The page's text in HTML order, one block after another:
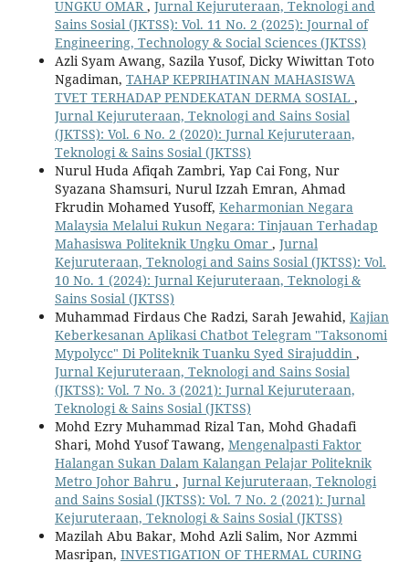
UNGKU OMAR , Jurnal Kejuruteraan, Teknologi and
Sains Sosial (JKTSS): Vol. 11 No. 2 (2025): Journal of
Engineering, Technology & Social Sciences (JKTSS)
Azli Syam Awang, Sazila Yusof, Dicky Wiwittan Toto
Ngadiman, TAHAP KEPRIHATINAN MAHASISWA
TVET TERHADAP PENDEKATAN DERMA SOSIAL ,
Jurnal Kejuruteraan, Teknologi and Sains Sosial
(JKTSS): Vol. 6 No. 2 (2020): Jurnal Kejuruteraan,
Teknologi & Sains Sosial (JKTSS)
Nurul Huda Afiqah Zambri, Yap Cai Fong, Nur
Syazana Shamsuri, Nurul Izzah Emran, Ahmad
Fkrudin Mohamed Yusoff, Keharmonian Negara
Malaysia Melalui Rukun Negara: Tinjauan Terhadap
Mahasiswa Politeknik Ungku Omar , Jurnal
Kejuruteraan, Teknologi and Sains Sosial (JKTSS): Vol.
10 No. 1 (2024): Jurnal Kejuruteraan, Teknologi &
Sains Sosial (JKTSS)
Muhammad Firdaus Che Radzi, Sarah Jewahid, Kajian
Keberkesanan Aplikasi Chatbot Telegram "Taksonomi
Mypolycc" Di Politeknik Tuanku Syed Sirajuddin ,
Jurnal Kejuruteraan, Teknologi and Sains Sosial
(JKTSS): Vol. 7 No. 3 (2021): Jurnal Kejuruteraan,
Teknologi & Sains Sosial (JKTSS)
Mohd Ezry Muhammad Rizal Tan, Mohd Ghadafi
Shari, Mohd Yusof Tawang, Mengenalpasti Faktor
Halangan Sukan Dalam Kalangan Pelajar Politeknik
Metro Johor Bahru , Jurnal Kejuruteraan, Teknologi
and Sains Sosial (JKTSS): Vol. 7 No. 2 (2021): Jurnal
Kejuruteraan, Teknologi & Sains Sosial (JKTSS)
Mazilah Abu Bakar, Mohd Azli Salim, Nor Azmmi
Masripan, INVESTIGATION OF THERMAL CURING